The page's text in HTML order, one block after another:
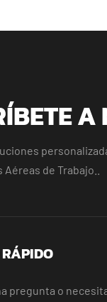
de Trabajo..
pregunta o